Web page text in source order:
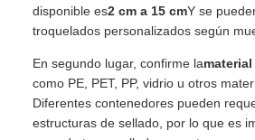
disponible es2 cm a 15 cmY se
troquelados personalizados según
En segundo lugar, confirme la
como PE, PET, PP, vidrio u otros
Diferentes contenedores pueden
estructuras de sellado, por lo que es